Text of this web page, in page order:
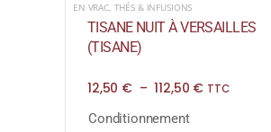
EN VRAC, THÉS & INFUSIONS
TISANE NUIT À VERSAILLES
(TISANE)
12,50 € – 112,50 €Plage
TTC
Conditionnement